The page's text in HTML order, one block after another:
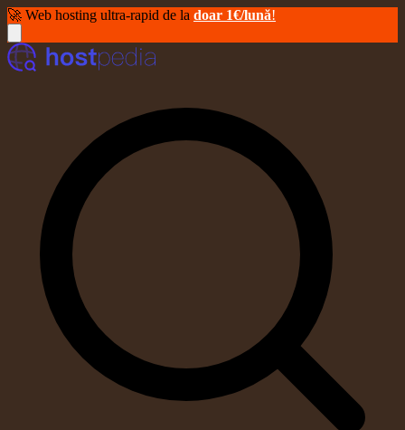
🚀 Web hosting ultra-rapid de la doar 1€/lună!